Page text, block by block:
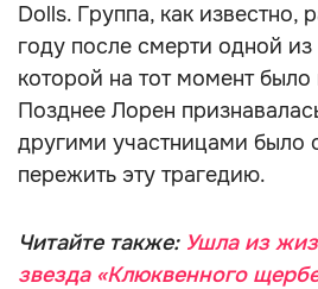
Dolls. Группа, как известно,
году после смерти одной из
которой на тот момент было
Позднее Лорен
другими участницами было
пережить эту трагедию.
Читайте также:Ушла из
звезда «Клюквенного